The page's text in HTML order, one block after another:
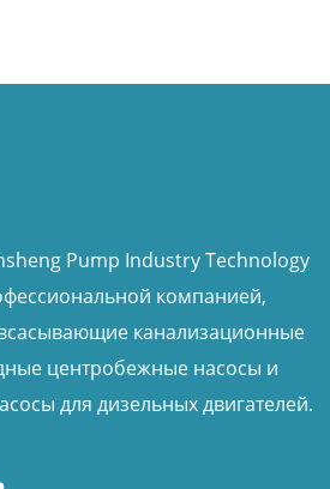
Pump Industry Technology
компанией,
канализационные
центробежные насосы и
для дизельных двигателей.